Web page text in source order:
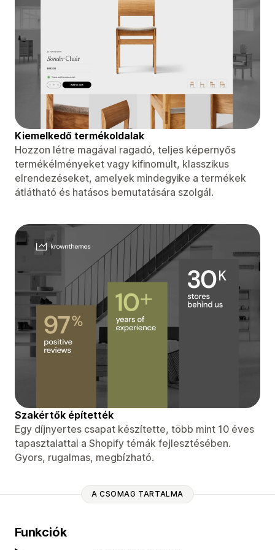
Kiemelkedő termékoldalak
Hozzon létre magával ragadó, teljes képernyős
termékélményeket vagy kifinomult, klasszikus
elrendezéseket, amelyek mindegyike a termékek
átlátható és hatásos bemutatására szolgál.
Szakértők építették
Egy díjnyertes csapat készítette, több mint 10 éves
tapasztalattal a Shopify témák fejlesztésében.
Gyors, rugalmas, megbízható.
A CSOMAG TARTALMA
Funkciók